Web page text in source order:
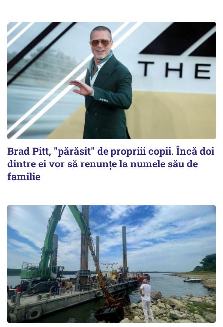
Brad Pitt, "părăsit" de propriii copii. Încă doi
dintre ei vor să renunțe la numele său de
familie